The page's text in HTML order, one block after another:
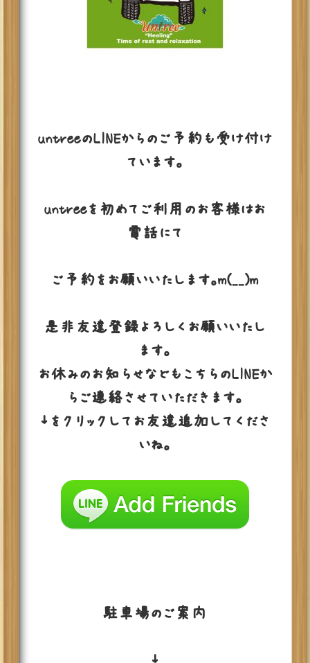
untreeのLINEからのご予約も受け付け
ています。
untreeを初めてご利用のお客様はお
電話にて
ご予約をお願いいたします。m(__)m
是非友達登録よろしくお願いいたし
ます。
お休みのお知らせなどもこちらのLINEか
らご連絡させていただきます。
↓をクリックしてお友達追加してくださ
いね。
駐車場のご案内
↓